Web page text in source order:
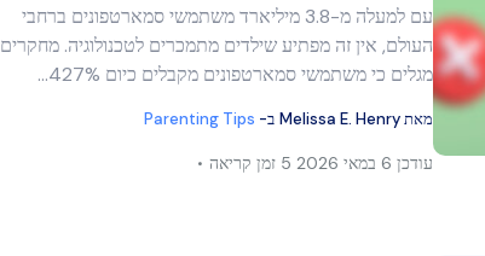
עם למעלה מ-3.8 מיליארד משתמשי סמארטפונים ברחבי
העולם, אין זה מפתיע שילדים מתמכרים לטכנולוגיה. מחקרים
מגלים כי משתמשי סמארטפונים מקבלים כיום 427%…
מאתMelissa E. Henry ב- Parenting Tips
עודכן 5 זמן קריאה